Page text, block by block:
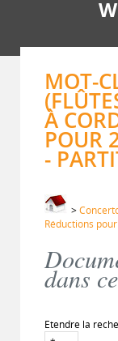
MOT-
À
POUR
-
>
Réductions
dans
Etendre la